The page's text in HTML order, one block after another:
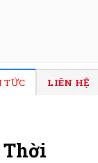
TỨC LIÊN HỆ